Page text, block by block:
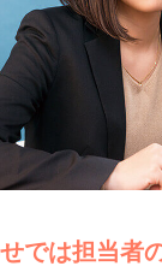
では担当者